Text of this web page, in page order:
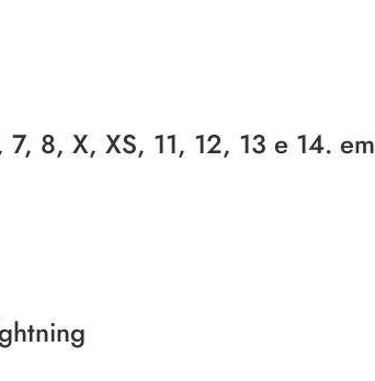
8, X, XS, 11, 12, 13 e 14. em